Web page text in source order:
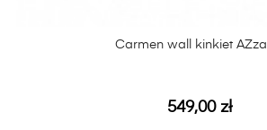
Carmen wall kinkiet
Cena
549,00 zł